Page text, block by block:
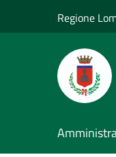
Regione